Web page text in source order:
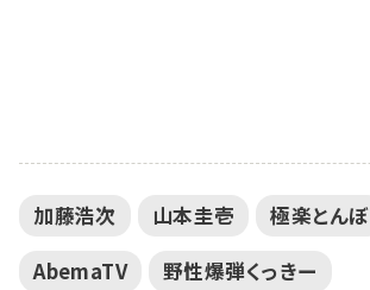
加藤浩次 山本圭壱
極楽とんぼ
AbemaTV
野性爆弾くっきー